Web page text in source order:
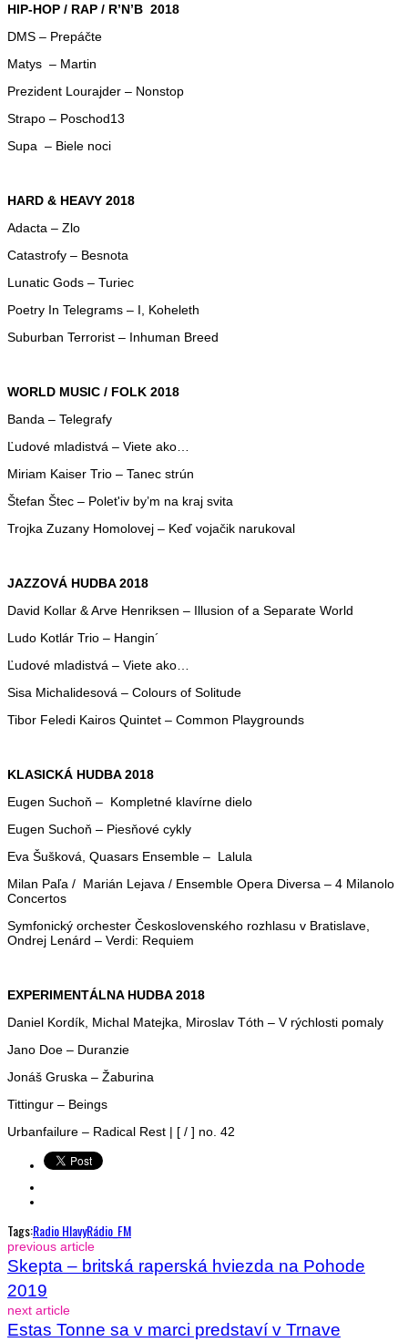
HIP-HOP / RAP / R’N’B 2018
DMS – Prepáčte
Matys – Martin
Prezident Lourajder – Nonstop
Strapo – Poschod13
Supa – Biele noci
HARD & HEAVY 2018
Adacta – Zlo
Catastrofy – Besnota
Lunatic Gods – Turiec
Poetry In Telegrams – I, Koheleth
Suburban Terrorist – Inhuman Breed
WORLD MUSIC / FOLK 2018
Banda – Telegrafy
Ľudové mladistvá – Viete ako…
Miriam Kaiser Trio – Tanec strún
Štefan Štec – Poletʹiv by’m na kraj svita
Trojka Zuzany Homolovej – Keď vojačik narukoval
JAZZOVÁ HUDBA 2018
David Kollar & Arve Henriksen – Illusion of a Separate World
Ludo Kotlár Trio – Hangin´
Ľudové mladistvá – Viete ako…
Sisa Michalidesová – Colours of Solitude
Tibor Feledi Kairos Quintet – Common Playgrounds
KLASICKÁ HUDBA 2018
Eugen Suchoň – Kompletné klavírne dielo
Eugen Suchoň – Piesňové cykly
Eva Šušková, Quasars Ensemble – Lalula
Milan Paľa / Marián Lejava / Ensemble Opera Diversa – 4 Milanolo
Concertos
Symfonický orchester Československého rozhlasu v Bratislave,
Ondrej Lenárd – Verdi: Requiem
EXPERIMENTÁLNA HUDBA 2018
Daniel Kordík, Michal Matejka, Miroslav Tóth – V rýchlosti pomaly
Jano Doe – Duranzie
Jonáš Gruska – Žaburina
Tittingur – Beings
Urbanfailure – Radical Rest | [ / ] no. 42
Tags:Radio HlavyRádio_FM
previous article
Skepta – britská raperská hviezda na Pohode
2019
next article
Estas Tonne sa v marci predstaví v Trnave